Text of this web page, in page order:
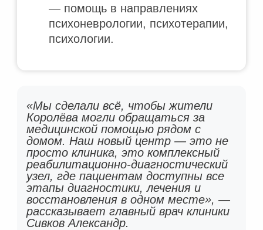
— помощь в направлениях
психоневрологии, психотерапии,
психологии.
«Мы сделали всё, чтобы жители
Королёва могли обращаться за
медицинской помощью рядом с
домом. Наш новый центр — это не
просто клиника, это комплексный
реабилитационно-диагностический
узел, где пациентам доступны все
этапы диагностики, лечения и
восстановления в одном месте», —
рассказывает главный врач клиники
Сивков Александр.